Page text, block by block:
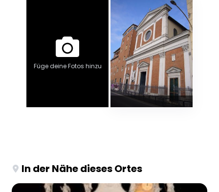
Füge deine Fotos hinzu
In der Nähe dieses Ortes